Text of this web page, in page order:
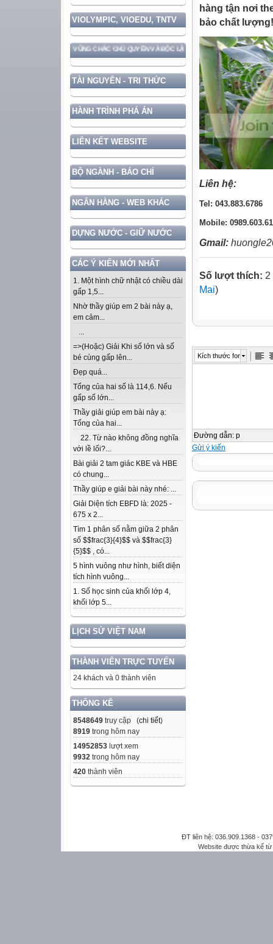
VIOLYMPIC, VIOEDU, TNTV
GẮN VỚI BẢO VỆ VỮNG CHẮC CHỦ QUYỀN VÀ ĐỘC LẬP DÂN TỘC!
TÀI NGUYÊN - TRI THỨC
HÀNH TRÌNH PHÁ ÁN
LIÊN KẾT WEBSITE
BỘ NGÀNH - BÁO CHÍ
NGÂN HÀNG - WEB KHÁC
DỰNG NƯỚC - GIỮ NƯỚC
CÁC Ý KIẾN MỚI NHẤT
1. Một hình chữ nhật có chiều dài
gấp 1,5...
Nhờ thầy giúp em 2 bài này ạ,
em cảm...
...
=>(Hoặc) Giải Khi số lớn và số
bé cùng gấp lên...
Đẹp quá...
Tổng của hai số là 114,6. Nếu
gấp số lớn...
Thầy giải giúp em bài này ạ:
Tổng của hai...
22. Từ nào không đồng nghĩa
với lề lối?...
Bài giải 2 tam giác KBE và HBE
có chung...
Thầy giúp e giải bài này nhé: ...
Giải Diện tích EBFD là: 2025 -
675 x 2...
Tìm 1 phân số nằm giữa 2 phân
số $$frac{3}{4}$$ và $$frac{3}
{5}$$ , có...
5 hình vuông như hình, biết diện
tích hình vuông...
1. Số học sinh của khối lớp 4,
khối lớp 5...
LỊCH SỬ VIỆT NAM
THÀNH VIÊN TRỰC TUYẾN
24 khách và 0 thành viên
THỐNG KÊ
8548649 truy cập (chi tiết)
8919 trong hôm nay
14952853 lượt xem
9932 trong hôm nay
420 thành viên
hàng tận nơi
bảo chất lượng!
Liên hệ:
Tel: 043.883.6786
Mobile:
Gmail:
Số lượt thích: 2
Mai)
Kích thước font
Đường dẫn: p
Gửi ý kiến
ĐT liên hệ: 036.909.1368 -
Website được thừa kế từ